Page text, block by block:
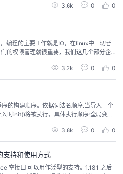
击者可以使用该代码来获取对系统关键文
取root权限:攻击者可以利用特权提升漏洞
3.6k 0 0
编程的主要工作就是IO，在linux中一切皆
的权限管理就很重要，我们这几个部分企
统中呈现，这样使用统一的文件句柄就可
作。实际运行中的应用程序一般不直接调
3.2k 0 0
的构建顺序。依据词法名顺序.当导入一个
时init()将被执行。具体执行顺序:全局变量
始化 init() --> 执行 main()----> main import pk1 ---...
3.8k 0 0
支持和使用方式
空接口 可以用作泛型的支持。1.18.1 之后